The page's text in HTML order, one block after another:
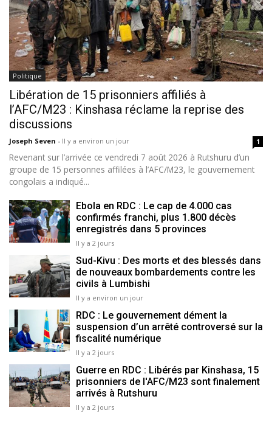
Politique
Libération de 15 prisonniers affiliés à
l’AFC/M23 : Kinshasa réclame la reprise des
discussions
Joseph Seven - Il y a environ un jour 1
Revenant sur l’arrivée ce vendredi 7 août 2026 à Rutshuru d’un
groupe de 15 personnes affilées à l’AFC/M23, le gouvernement
congolais a indiqué...
Ebola en RDC : Le cap de 4.000 cas
confirmés franchi, plus 1.800 décès
enregistrés dans 5 provinces
Il y a 2 jours
Sud-Kivu : Des morts et des blessés dans
de nouveaux bombardements contre les
civils à Lumbishi
Il y a environ un jour
RDC : Le gouvernement dément la
suspension d’un arrêté controversé sur la
fiscalité numérique
Il y a 2 jours
Guerre en RDC : Libérés par Kinshasa, 15
prisonniers de l'AFC/M23 sont finalement
arrivés à Rutshuru
Il y a 2 jours